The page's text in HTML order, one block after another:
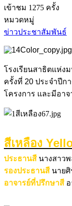
เข้าชม 1275 ครั้ง
หมวดหมู่
ข่าวประชาสัมพันธ์
โรงเรียนสาธิตแห่ง
ครั้งที่ 20 ประจำปีก
โครงการ และมีอา
สีเหลือง
ประธานสี นางสาว
รองประธานสี นาย
อาจารย์ที่ปรึกษาสี